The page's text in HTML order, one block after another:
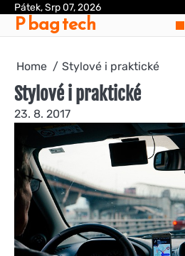
Skip
content
Pátek, Srp 07, 2026
P bag tech
Home Stylové i praktické
Stylové i praktické
23. 8. 2017